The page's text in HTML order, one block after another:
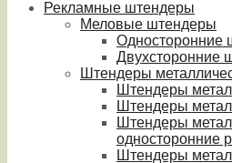
Рекламные штендеры
Меловые штендеры
Односторонние
Двухсторонние
Штендеры
Штендеры
Штендеры
Штендеры
односторонние
Штендеры